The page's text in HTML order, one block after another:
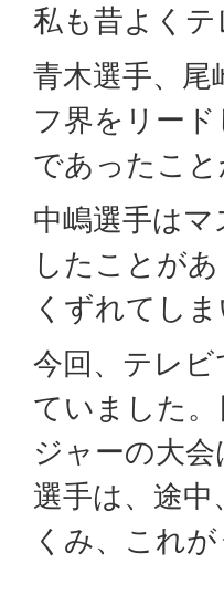
私も昔よく
青木選手、
フ界をリー
であったこ
中嶋選手は
したことが
くずれてしま
今回、テレ
ていました
ジャーの大
選手は、途
くみ、これ